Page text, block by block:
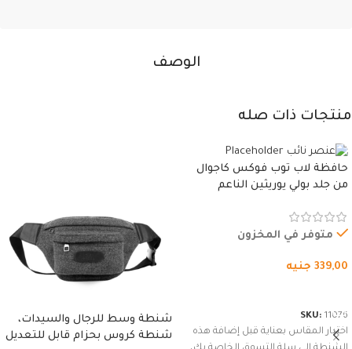
الوصف
منتجات ذات صله
حافظة لاب توب فوكس كاجوال
من جلد بولي يوريثين الناعم
وسوستة.
متوفر في المخزون
339,00 جنيه
SKU: 11076
اختيار المقاس بعناية قبل إضافة هذه
شنطة وسط للرجال والسيدات،
شنطة كروس بحزام قابل للتعديل